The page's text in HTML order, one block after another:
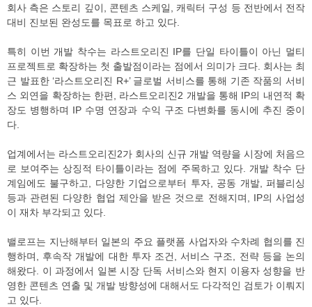
회사 측은 스토리 깊이, 콘텐츠 스케일, 캐릭터 구성 등 전반에서 전작
대비 진보된 완성도를 목표로 하고 있다.
특히 이번 개발 착수는 라스트오리진 IP를 단일 타이틀이 아닌 멀티
프로젝트로 확장하는 첫 출발점이라는 점에서 의미가 크다. 회사는 최
근 발표한 ‘라스트오리진 R+’ 글로벌 서비스를 통해 기존 작품의 서비
스 외연을 확장하는 한편, 라스트오리진2 개발을 통해 IP의 내연적 확
장도 병행하며 IP 수명 연장과 수익 구조 다변화를 동시에 추진 중이
다.
업계에서는 라스트오리진2가 회사의 신규 개발 역량을 시장에 처음으
로 보여주는 상징적 타이틀이라는 점에 주목하고 있다. 개발 착수 단
계임에도 불구하고, 다양한 기업으로부터 투자, 공동 개발, 퍼블리싱
등과 관련된 다양한 협업 제안을 받은 것으로 전해지며, IP의 사업성
이 재차 부각되고 있다.
밸로프는 지난해부터 일본의 주요 플랫폼 사업자와 수차례 협의를 진
행하며, 후속작 개발에 대한 투자 조건, 서비스 구조, 전략 등을 논의
해왔다. 이 과정에서 일본 시장 단독 서비스와 현지 이용자 성향을 반
영한 콘텐츠 연출 및 개발 방향성에 대해서도 다각적인 검토가 이뤄지
고 있다.